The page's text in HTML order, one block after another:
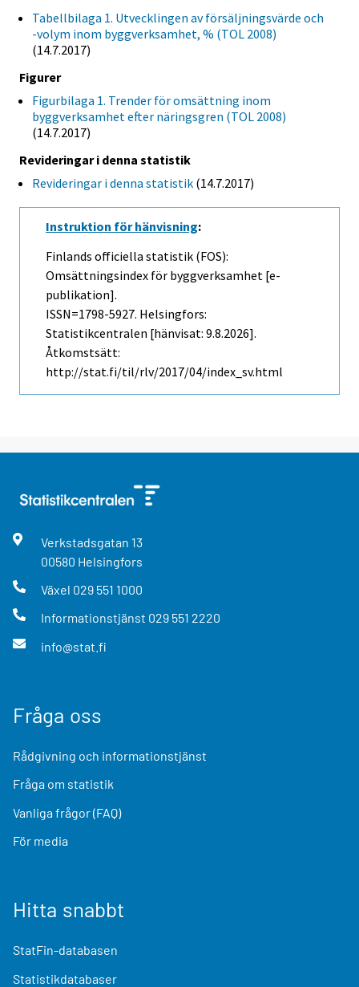
Tabellbilaga 1. Utvecklingen av försäljningsvärde och
-volym inom byggverksamhet, % (TOL 2008)
(14.7.2017)
Figurer
Figurbilaga 1. Trender för omsättning inom
byggverksamhet efter näringsgren (TOL 2008)
(14.7.2017)
Revideringar i denna statistik
Revideringar i denna statistik (14.7.2017)
Instruktion för hänvisning:
Finlands officiella statistik (FOS):
Omsättningsindex för byggverksamhet [e-
publikation].
ISSN=1798-5927. Helsingfors:
Statistikcentralen [hänvisat: 9.8.2026].
Åtkomstsätt:
http://stat.fi/til/rlv/2017/04/index_sv.html
Verkstadsgatan 13
00580 Helsingfors
Växel 029 551 1000
Informationstjänst 029 551 2220
info@stat.fi
Fråga oss
Rådgivning och informationstjänst
Fråga om statistik
Vanliga frågor (FAQ)
För media
Hitta snabbt
StatFin-databasen
Statistikdatabaser